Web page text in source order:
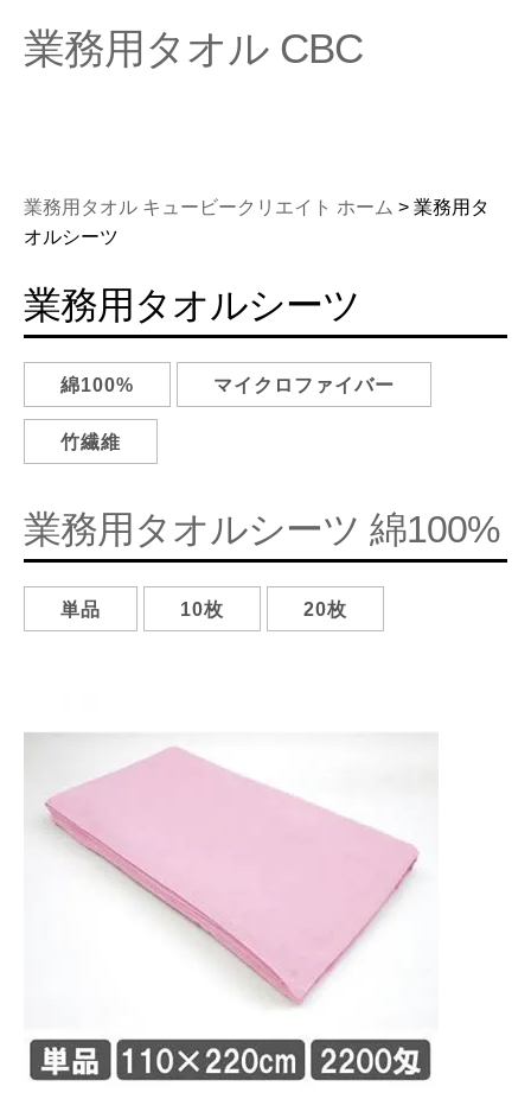
業務用タオル CBC
業務用タオル キュービークリエイト ホーム > 業務用タ
オルシーツ
業務用タオルシーツ
綿100% マイクロファイバー
竹繊維
業務用タオルシーツ 綿100%
単品 10枚 20枚